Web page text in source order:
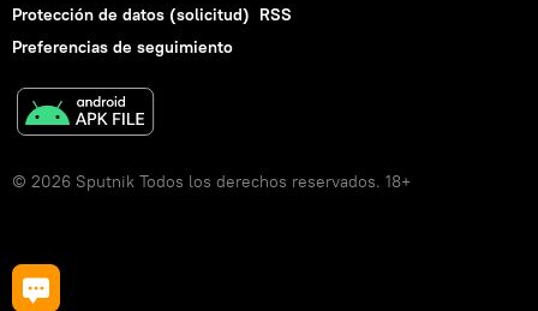
Protección de datos (solicitud) RSS
Preferencias de seguimiento
© 2026 Sputnik Todos los derechos reservados. 18+